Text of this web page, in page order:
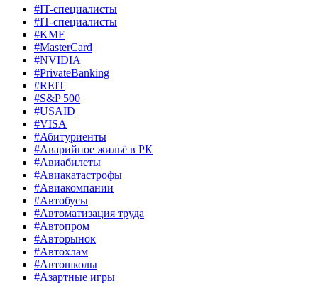
#IT-специалисты
#IT-специалисты
#KMF
#MasterCard
#NVIDIA
#PrivateBanking
#REIT
#S&P 500
#USAID
#VISA
#Абитуриенты
#Аварийное жильё в РК
#Авиабилеты
#Авиакатастрофы
#Авиакомпании
#Автобусы
#Автоматизация труда
#Автопром
#Авторынок
#Автохлам
#Автошколы
#Азартные игры